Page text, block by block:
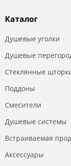
Каталог
Душевые уголки
Душевые
Стеклянные
Поддоны
Смесители
Душевые системы
Встраиваемая
Аксессуары